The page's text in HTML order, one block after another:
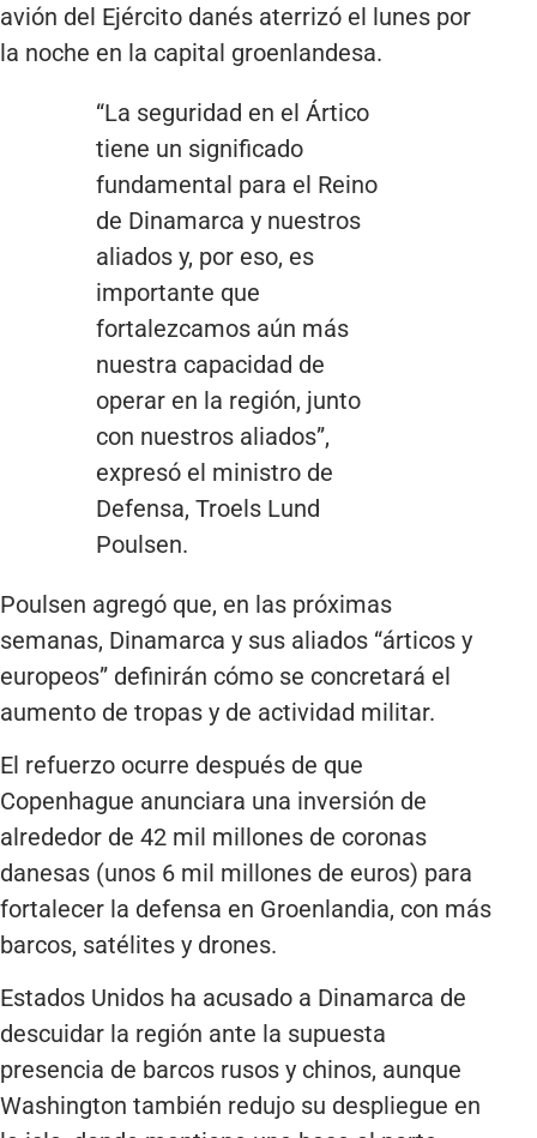
avión del Ejército danés aterrizó el lunes por
la noche en la capital groenlandesa.
“La seguridad en el Ártico
tiene un significado
fundamental para el Reino
de Dinamarca y nuestros
aliados y, por eso, es
importante que
fortalezcamos aún más
nuestra capacidad de
operar en la región, junto
con nuestros aliados”,
expresó el ministro de
Defensa, Troels Lund
Poulsen.
Poulsen agregó que, en las próximas
semanas, Dinamarca y sus aliados “árticos y
europeos” definirán cómo se concretará el
aumento de tropas y de actividad militar.
El refuerzo ocurre después de que
Copenhague anunciara una inversión de
alrededor de 42 mil millones de coronas
danesas (unos 6 mil millones de euros) para
fortalecer la defensa en Groenlandia, con más
barcos, satélites y drones.
Estados Unidos ha acusado a Dinamarca de
descuidar la región ante la supuesta
presencia de barcos rusos y chinos, aunque
Washington también redujo su despliegue en